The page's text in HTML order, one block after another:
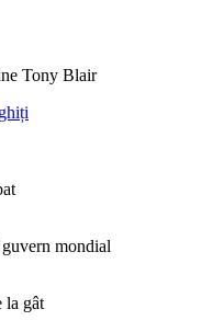
Tony Blair
mondial
la gât